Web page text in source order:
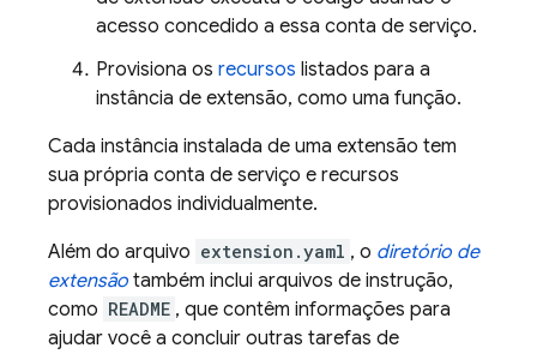
acesso concedido a essa conta de serviço.
Provisiona os recursos listados para a
instância de extensão, como uma função.
Cada instância instalada de uma extensão tem
sua própria conta de serviço e recursos
provisionados individualmente.
Além do arquivo extension.yaml , o diretório de
extensão também inclui arquivos de instrução,
como README , que contêm informações para
ajudar você a concluir outras tarefas de